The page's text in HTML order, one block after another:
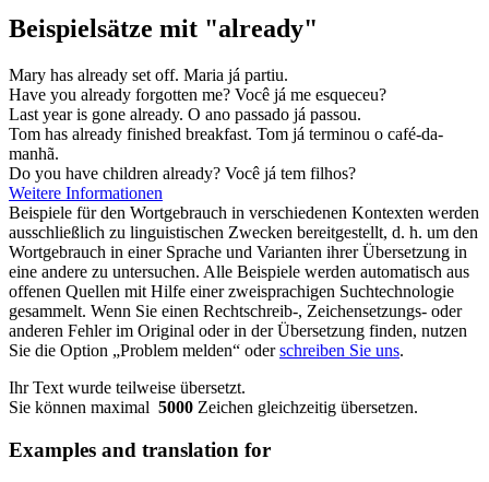
Beispielsätze mit "already"
Mary has already set off. Maria já partiu.
Have you already forgotten me? Você já me esqueceu?
Last year is gone already. O ano passado já passou.
Tom has already finished breakfast. Tom já terminou o café-da-
manhã.
Do you have children already? Você já tem filhos?
Weitere Informationen
Beispiele für den Wortgebrauch in verschiedenen Kontexten werden
ausschließlich zu linguistischen Zwecken bereitgestellt, d. h. um den
Wortgebrauch in einer Sprache und Varianten ihrer Übersetzung in
eine andere zu untersuchen. Alle Beispiele werden automatisch aus
offenen Quellen mit Hilfe einer zweisprachigen Suchtechnologie
gesammelt. Wenn Sie einen Rechtschreib-, Zeichensetzungs- oder
anderen Fehler im Original oder in der Übersetzung finden, nutzen
Sie die Option „Problem melden“ oderschreiben Sie uns.
Ihr Text wurde teilweise übersetzt.
Sie können maximal 5000 Zeichen gleichzeitig übersetzen.
Examples and translation for